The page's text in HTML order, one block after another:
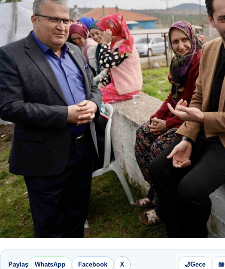
Paylaş WhatsApp Facebook X 🌙Gece 📖